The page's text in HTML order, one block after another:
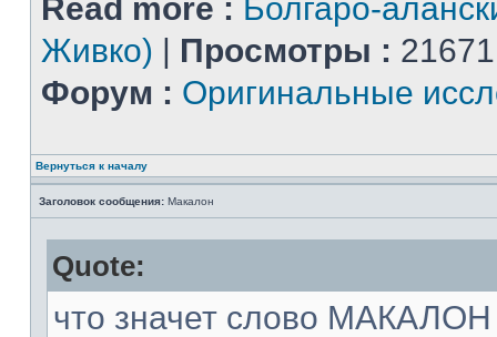
Read more : Болгаро-
Живко) | Просмотры :
Форум : Оригинальные
Вернуться к началу
Заголовок сообщения: Макалон
Quote:
что значет слово МАКАЛОН